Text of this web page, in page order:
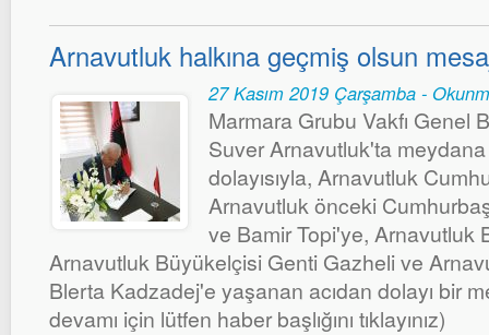
Arnavutluk halkına geçmiş olsun
27 Kasım 2019 Çarşamba -
Marmara Grubu Vakfı Genel
Suver Arnavutluk'ta
dolayısıyla, Arnavutluk
Arnavutluk önceki
ve Bamir Topi'ye, Arnavutluk
Arnavutluk Büyükelçisi Genti Gazheli ve
Blerta Kadzadej'e yaşanan acıdan dolayı bir
devamı için lütfen haber başlığını tıklayınız)